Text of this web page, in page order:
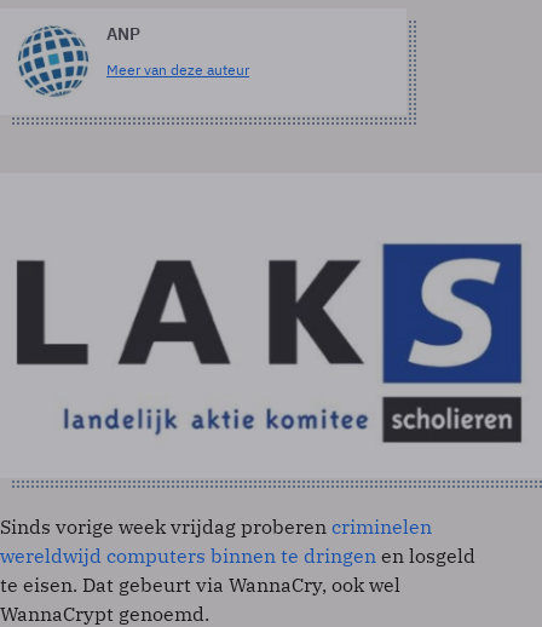
ANP
Meer van deze auteur
Sinds vorige week vrijdag proberen criminelen
wereldwijd computers binnen te dringen en losgeld
te eisen. Dat gebeurt via WannaCry, ook wel
WannaCrypt genoemd.